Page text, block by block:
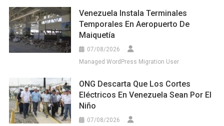
Venezuela Instala Terminales
Temporales En Aeropuerto De
Maiquetía
07/08/2026
Managed WordPress Migration User
ONG Descarta Que Los Cortes
Eléctricos En Venezuela Sean Por El
Niño
07/08/2026